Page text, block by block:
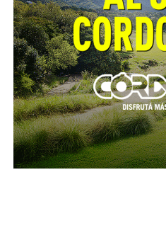
Galo comentó que cuatro
fueron respondidos por el
sobre el restante se espera
Proyecto de resolución
legisladora Brenda Austin,
provincial a verificar y, en
inmediata adecuación de